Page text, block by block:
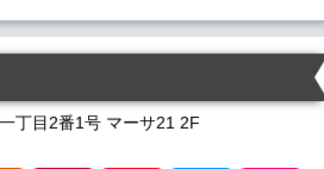
丁目2番1号 マーサ21 2F